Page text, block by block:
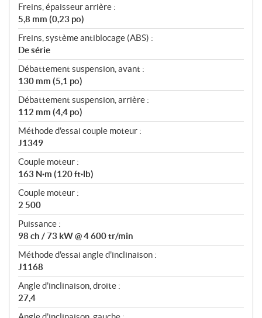
Freins, épaisseur arrière :
5,8 mm (0,23 po)
Freins, système antiblocage (ABS) :
De série
Débattement suspension, avant :
130 mm (5,1 po)
Débattement suspension, arrière :
112 mm (4,4 po)
Méthode d'essai couple moteur :
J1349
Couple moteur :
163 N·m (120 ft·lb)
Couple moteur :
2 500
Puissance :
98 ch / 73 kW @ 4 600 tr/min
Méthode d'essai angle d'inclinaison :
J1168
Angle d'inclinaison, droite :
27,4